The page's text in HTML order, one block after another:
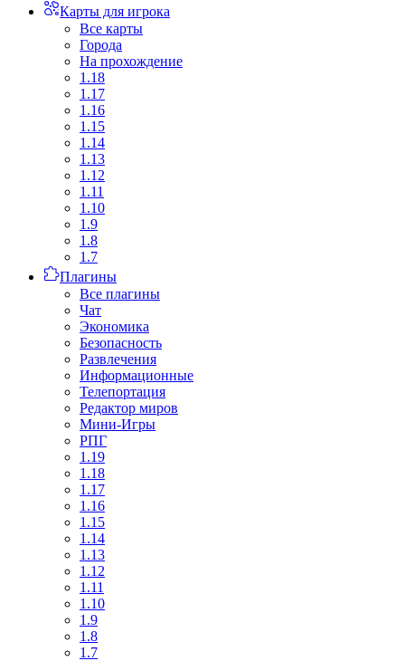
Карты для игрока
Все карты
Города
На прохождение
1.18
1.17
1.16
1.15
1.14
1.13
1.12
1.11
1.10
1.9
1.8
1.7
Плагины
Все плагины
Чат
Экономика
Безопасность
Развлечения
Информационные
Телепортация
Редактор миров
Мини-Игры
РПГ
1.19
1.18
1.17
1.16
1.15
1.14
1.13
1.12
1.11
1.10
1.9
1.8
1.7